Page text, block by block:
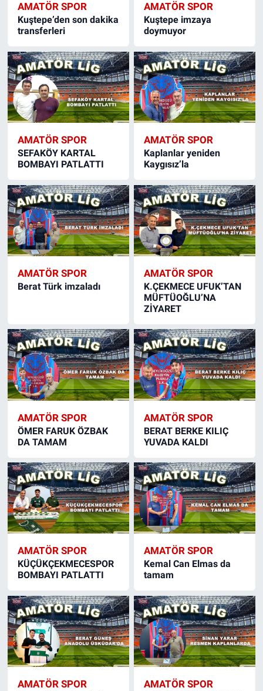
AMATÖR SPOR
Kuştepe’den son dakika
transferleri
AMATÖR SPOR
Kuştepe imzaya
doymuyor
AMATÖR SPOR
SEFAKÖY KARTAL
BOMBAYI PATLATTI
AMATÖR SPOR
Kaplanlar yeniden
Kaygısız’la
AMATÖR SPOR
Berat Türk imzaladı
AMATÖR SPOR
K.ÇEKMECE UFUK’TAN
MÜFTÜOĞLU’NA
ZİYARET
AMATÖR SPOR
ÖMER FARUK ÖZBAK
DA TAMAM
AMATÖR SPOR
BERAT BERKE KILIÇ
YUVADA KALDI
AMATÖR SPOR
KÜÇÜKÇEKMECESPOR
BOMBAYI PATLATTI
AMATÖR SPOR
Kemal Can Elmas da
tamam
AMATÖR SPOR AMATÖR SPOR